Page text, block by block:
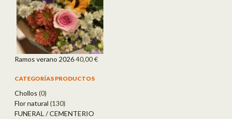
Ramos verano 202640,00€
CATEGORÍAS PRODUCTOS
Chollos (0)
Flor natural (130)
FUNERAL / CEMENTERIO